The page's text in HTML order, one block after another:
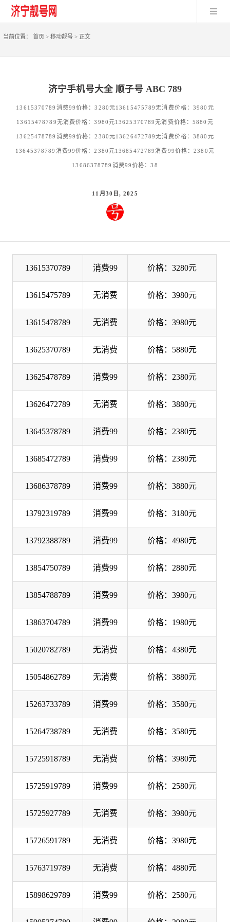
当前位置： 首页> 移动靓号 >正文
济宁手机号大全 顺子号 ABC 789
13615370789消费99价格：3280元13615475789无消费价格：3980元
13615478789无消费价格：3980元13625370789无消费价格：5880元
13625478789消费99价格：2380元13626472789无消费价格：3880元
13645378789消费99价格：2380元13685472789消费99价格：2380元
13686378789消费99价格：38
11月30日, 2025
13615370789 消费99 价格：3280元
13615475789 无消费 价格：3980元
13615478789 无消费 价格：3980元
13625370789 无消费 价格：5880元
13625478789 消费99 价格：2380元
13626472789 无消费 价格：3880元
13645378789 消费99 价格：2380元
13685472789 消费99 价格：2380元
13686378789 消费99 价格：3880元
13792319789 消费99 价格：3180元
13792388789 消费99 价格：4980元
13854750789 消费99 价格：2880元
13854788789 消费99 价格：3980元
13863704789 消费99 价格：1980元
15020782789 无消费 价格：4380元
15054862789 无消费 价格：3880元
15263733789 消费99 价格：3580元
15264738789 无消费 价格：3580元
15725918789 无消费 价格：3980元
15725919789 消费99 价格：2580元
15725927789 无消费 价格：3980元
15726591789 无消费 价格：3980元
15763719789 无消费 价格：4880元
15898629789 消费99 价格：2580元